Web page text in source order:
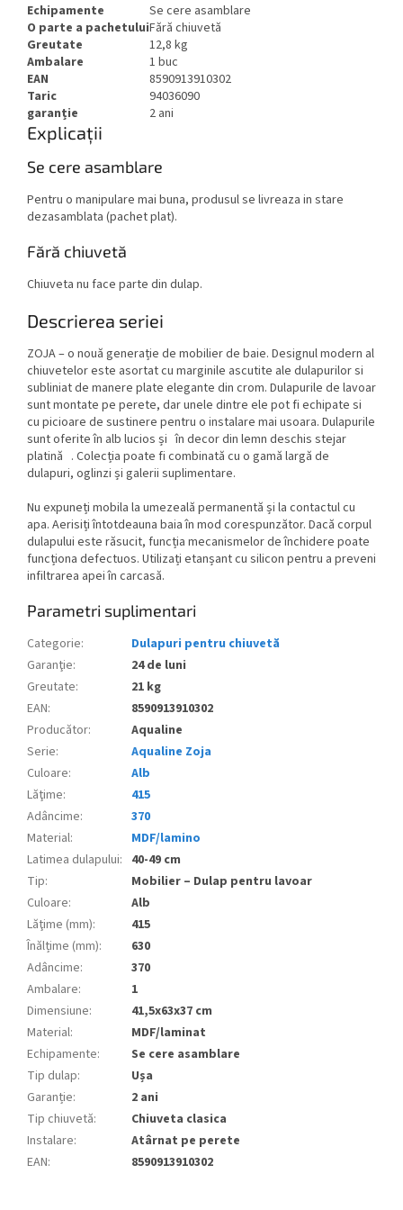
Echipamente
Se cere asamblare
O parte a pachetuluiFără chiuvetă
Greutate
12,8 kg
Ambalare
1 buc
EAN
8590913910302
Taric
94036090
garanție
2 ani
Explicații
Se cere asamblare
Pentru o manipulare mai buna, produsul se livreaza in stare
dezasamblata (pachet plat).
Fără chiuvetă
Chiuveta nu face parte din dulap.
Descrierea seriei
ZOJA – o nouă generație de mobilier de baie. Designul modern al
chiuvetelor este asortat cu marginile ascutite ale dulapurilor si
subliniat de manere plate elegante din crom. Dulapurile de lavoar
sunt montate pe perete, dar unele dintre ele pot fi echipate si
cu picioare de sustinere pentru o instalare mai usoara. Dulapurile
sunt oferite în alb lucios și în decor din lemn deschis stejar
platină . Colecția poate fi combinată cu o gamă largă de
dulapuri, oglinzi și galerii suplimentare.
Nu expuneți mobila la umezeală permanentă și la contactul cu
apa. Aerisiți întotdeauna baia în mod corespunzător. Dacă corpul
dulapului este răsucit, funcția mecanismelor de închidere poate
funcționa defectuos. Utilizați etanșant cu silicon pentru a preveni
infiltrarea apei în carcasă.
Parametri suplimentari
Categorie:
Dulapuri pentru chiuvetă
Garanţie:
24 de luni
Greutate:
21 kg
EAN:
8590913910302
Producător:
Aqualine
Serie:
Aqualine Zoja
Culoare:
Alb
Lăţime:
415
Adâncime:
370
Material:
MDF/lamino
Latimea dulapului: 40-49 cm
Tip:
Mobilier – Dulap pentru lavoar
Culoare:
Alb
Lăţime (mm):
415
Înălțime (mm):
630
Adâncime:
370
Ambalare:
1
Dimensiune:
41,5x63x37 cm
Material:
MDF/laminat
Echipamente:
Se cere asamblare
Tip dulap:
Ușa
Garanție:
2 ani
Tip chiuvetă:
Chiuveta clasica
Instalare:
Atârnat pe perete
EAN: 8590913910302